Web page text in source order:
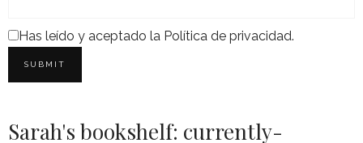
Has leído y aceptado la Política de privacidad.
Sarah's bookshelf: currently-